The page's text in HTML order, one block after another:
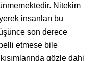
Nitekim
insanları bu
son derece
etmese bile
gözle dahi